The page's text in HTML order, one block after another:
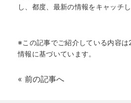
し、都度、最新の情報をキャッチ
※この記事でご紹介している内容
情報に基づいています。
« 前の記事へ